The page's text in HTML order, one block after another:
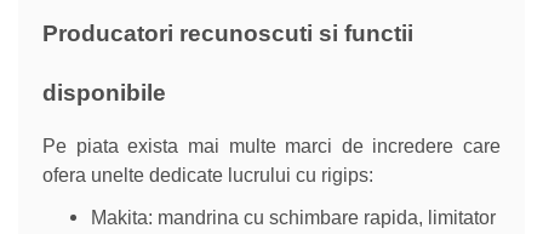
Producatori recunoscuti si functii
disponibile
Pe piata exista mai multe marci de incredere care
ofera unelte dedicate lucrului cu rigips:
Makita: mandrina cu schimbare rapida, limitator